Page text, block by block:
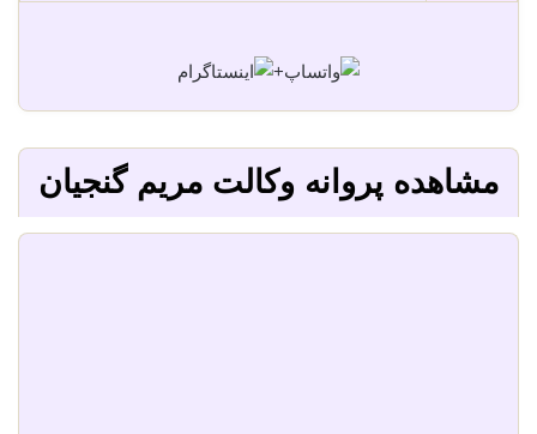
+
مشاهده پروانه وکالت مریم گنجیان